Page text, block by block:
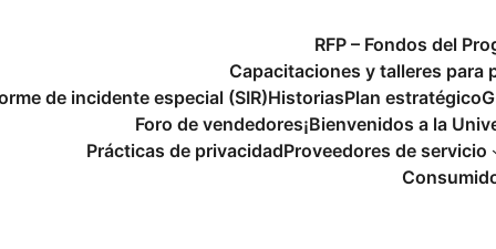
RFP – Fondos del
Capacitaciones y talleres para
de incidente especial (SIR)HistoriasPlan estratégico
Foro de vendedores¡Bienvenidos a la
Prácticas de privacidadProveedores de servicio